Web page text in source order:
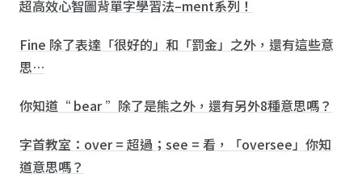
超高效心智圖背單字學習法–ment系列！
Fine 除了表達「很好的」和「罰金」之外，還有這些意
思…
你知道“ bear ”除了是熊之外，還有另外8種意思嗎？
字首教室：over = 超過；see = 看，「oversee」你知
道意思嗎？